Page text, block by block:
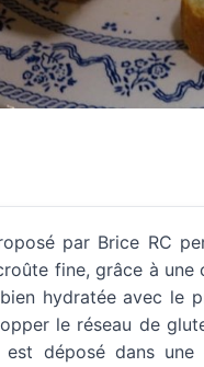
par Brice RC
fine, grâce à une
hydratée avec le
le réseau de
déposé dans